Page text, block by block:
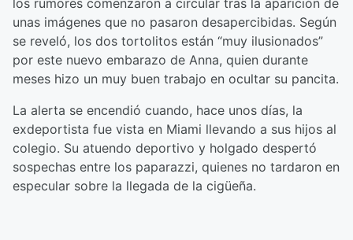
los rumores comenzaron a circular tras la aparición de
unas imágenes que no pasaron desapercibidas. Según
se reveló, los dos tortolitos están “muy ilusionados”
por este nuevo embarazo de Anna, quien durante
meses hizo un muy buen trabajo en ocultar su pancita.
La alerta se encendió cuando, hace unos días, la
exdeportista fue vista en Miami llevando a sus hijos al
colegio. Su atuendo deportivo y holgado despertó
sospechas entre los paparazzi, quienes no tardaron en
especular sobre la llegada de la cigüeña.